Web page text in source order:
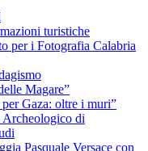
turistiche
per i Fotografia Calabria
Magare”
Gaza: oltre i muri”
Archeologico di
Pasquale Versace con